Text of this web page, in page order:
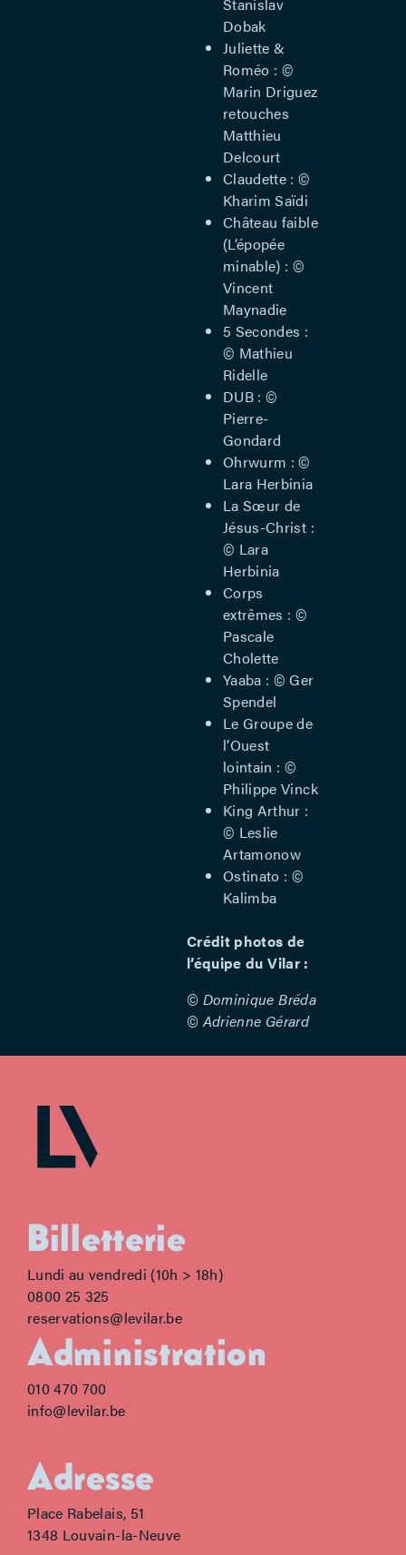
Dobak
Juliette &
Roméo : ©
Marin Driguez
retouches
Matthieu
Delcourt
Claudette : ©
Kharim Saïdi
Château faible
(L’épopée
minable) : ©
Vincent
Maynadie
5 Secondes :
© Mathieu
Ridelle
DUB : ©
Pierre-
Gondard
Ohrwurm : ©
Lara Herbinia
La Sœur de
Jésus-Christ :
© Lara
Herbinia
Corps
extrêmes : ©
Pascale
Cholette
Yaaba : © Ger
Spendel
Le Groupe de
l’Ouest
lointain : ©
Philippe Vinck
King Arthur :
© Leslie
Artamonow
Ostinato : ©
Kalimba
Crédit photos de
l’équipe du Vilar :
© Dominique Bréda
© Adrienne Gérard
Billetterie
Lundi au vendredi (10h > 18h)
0800 25 325
reservations@levilar.be
Administration
010 470 700
info@levilar.be
Adresse
Place Rabelais, 51
1348 Louvain-la-Neuve